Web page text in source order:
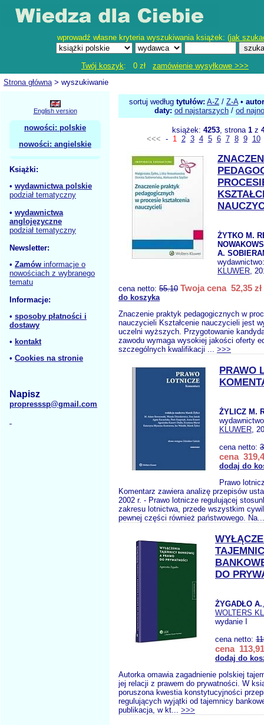
wprowadź własne kryteria wyszukiwania książek: (jak
Twój koszyk: 0 zł zamówienie wysyłkowe >>>
Strona główna> wyszukiwanie
English version
nowości: polskie
nowości: angielskie
Książki:
• wydawnictwa polskie
podział tematyczny
• wydawnictwa
anglojęzyczne
podział tematyczny
Newsletter:
• Zamów informacje o
nowościach z wybranego
tematu
Informacje:
• sposoby płatności i
dostawy
• kontakt
• Cookies na stronie
Napisz
propresssp@gmail.com
sortuj według tytułów: A-Z / Z-A•
daty: od najstarszych / od
książek: 4253, strona 1z
<<< - 1 2 3 4 5 6 7 8 9 10
ŻYTKO M.
A.
KLUWER,
cena netto: 55.10 Twoja cena 52,35 zł
do koszyka
Znaczenie praktyk pedagogicznych w
nauczycieli Kształcenie nauczycieli jest
uczelni wyższych. Przygotowanie
zawodu wymaga wysokiej jakości oferty
szczególnych kwalifikacji ... >>>
PRAWO
ŻYLICZ M.
KLUWER,
cena netto:
cena
dodaj do
Prawo
Komentarz zawiera analizę przepisów
2002 r. - Prawo lotnicze regulującej
zakresu lotnictwa, przede wszystkim
pewnej części również państwowego.
DO
ŻYGADŁO A.
WOLTERS
wydanie I
cena netto:
cena
dodaj do
Autorka omawia zagadnienie polskiej
jej relacji z prawem do prywatności. W
poruszona kwestia konstytucyjności
regulujących wyjątki od tajemnicy
publikacja, w kt... >>>